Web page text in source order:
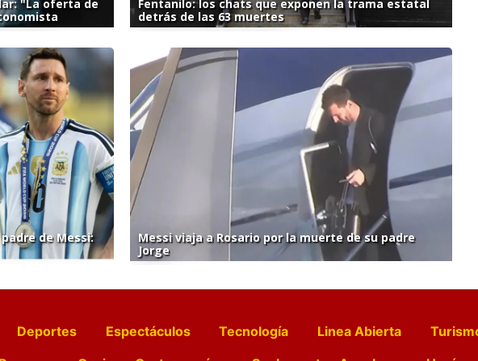
"La oferta de
Fentanilo: los chats que exponen la trama estatal
detrás de las 63 muertes
de Messi:
Messi viaja a Rosario por la muerte de su padre
Jorge
Deportes Espectáculos Tecnología Linea Abierta